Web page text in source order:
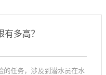
多高？
的任务，涉及到潜水员在水